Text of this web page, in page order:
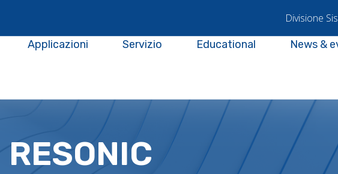
Divisione
Applicazioni Servizio Educational News &
RESONIC